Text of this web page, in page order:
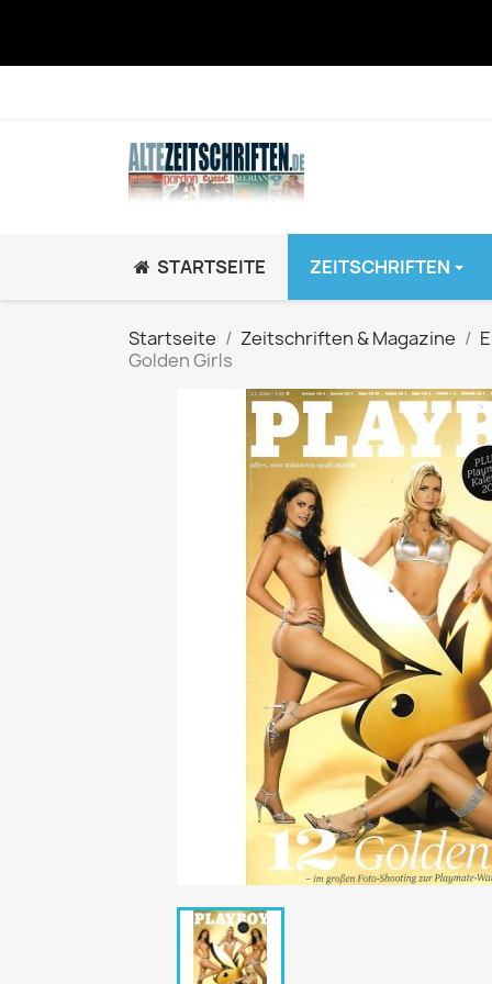
STARTSEITE ZEITSCHRIFTEN
JUGEND /
BRAVO
BRAVO
hey!
Mädchen
POP Rocky
Yam!
Startseite Zeitschriften & Magazine
Golden Girls